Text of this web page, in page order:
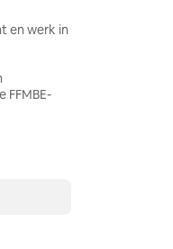
en werk in
FFMBE-